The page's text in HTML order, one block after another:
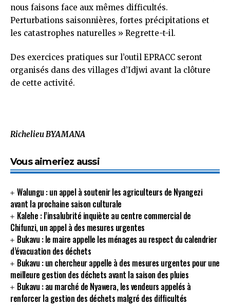
nous faisons face aux mêmes difficultés.
Perturbations saisonnières, fortes précipitations et
les catastrophes naturelles » Regrette-t-il.
Des exercices pratiques sur l’outil EPRACC seront
organisés dans des villages d’Idjwi avant la clôture
de cette activité.
Richelieu BYAMANA
Vous aimeriez aussi
Walungu : un appel à soutenir les agriculteurs de Nyangezi
avant la prochaine saison culturale
Kalehe : l’insalubrité inquiète au centre commercial de
Chifunzi, un appel à des mesures urgentes
Bukavu : le maire appelle les ménages au respect du calendrier
d’évacuation des déchets
Bukavu : un chercheur appelle à des mesures urgentes pour une
meilleure gestion des déchets avant la saison des pluies
Bukavu : au marché de Nyawera, les vendeurs appelés à
renforcer la gestion des déchets malgré des difficultés